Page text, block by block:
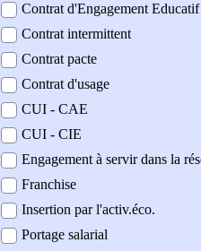
Contrat d'Engagement Educatif
Contrat intermittent
Contrat pacte
Contrat d'usage
CUI - CAE
CUI - CIE
Engagement à servir dans la
Franchise
Insertion par l'activ.éco.
Portage salarial